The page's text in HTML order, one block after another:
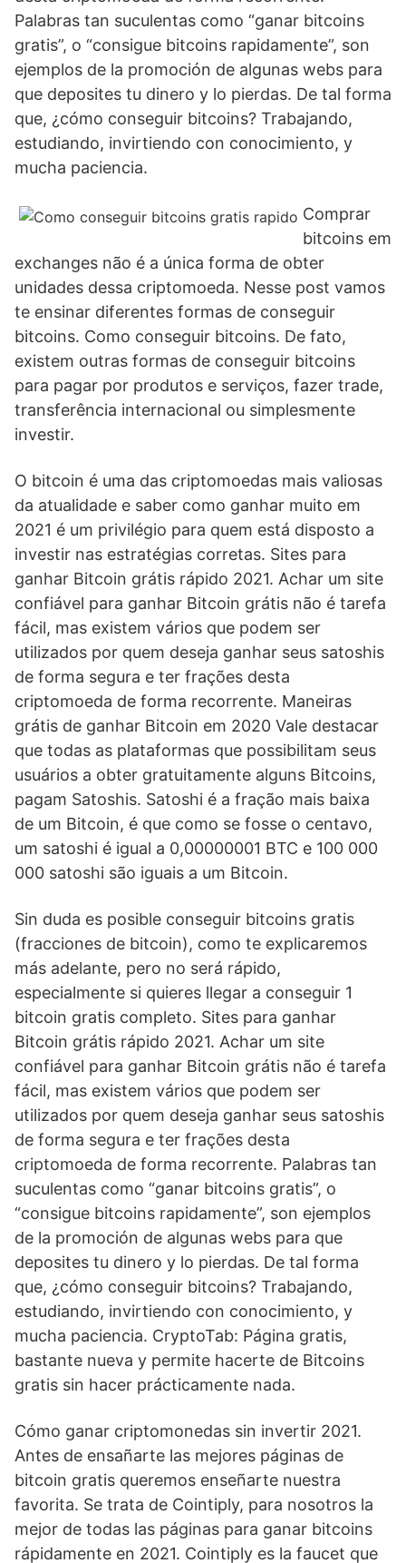
Palabras tan suculentas como “ganar bitcoins
gratis”, o “consigue bitcoins rapidamente”, son
ejemplos de la promoción de algunas webs para
que deposites tu dinero y lo pierdas. De tal forma
que, ¿cómo conseguir bitcoins? Trabajando,
estudiando, invirtiendo con conocimiento, y
mucha paciencia.
Comprar
bitcoins em
exchanges não é a única forma de obter
unidades dessa criptomoeda. Nesse post vamos
te ensinar diferentes formas de conseguir
bitcoins. Como conseguir bitcoins. De fato,
existem outras formas de conseguir bitcoins
para pagar por produtos e serviços, fazer trade,
transferência internacional ou simplesmente
investir.
O bitcoin é uma das criptomoedas mais valiosas
da atualidade e saber como ganhar muito em
2021 é um privilégio para quem está disposto a
investir nas estratégias corretas. Sites para
ganhar Bitcoin grátis rápido 2021. Achar um site
confiável para ganhar Bitcoin grátis não é tarefa
fácil, mas existem vários que podem ser
utilizados por quem deseja ganhar seus satoshis
de forma segura e ter frações desta
criptomoeda de forma recorrente. Maneiras
grátis de ganhar Bitcoin em 2020 Vale destacar
que todas as plataformas que possibilitam seus
usuários a obter gratuitamente alguns Bitcoins,
pagam Satoshis. Satoshi é a fração mais baixa
de um Bitcoin, é que como se fosse o centavo,
um satoshi é igual a 0,00000001 BTC e 100 000
000 satoshi são iguais a um Bitcoin.
Sin duda es posible conseguir bitcoins gratis
(fracciones de bitcoin), como te explicaremos
más adelante, pero no será rápido,
especialmente si quieres llegar a conseguir 1
bitcoin gratis completo. Sites para ganhar
Bitcoin grátis rápido 2021. Achar um site
confiável para ganhar Bitcoin grátis não é tarefa
fácil, mas existem vários que podem ser
utilizados por quem deseja ganhar seus satoshis
de forma segura e ter frações desta
criptomoeda de forma recorrente. Palabras tan
suculentas como “ganar bitcoins gratis”, o
“consigue bitcoins rapidamente”, son ejemplos
de la promoción de algunas webs para que
deposites tu dinero y lo pierdas. De tal forma
que, ¿cómo conseguir bitcoins? Trabajando,
estudiando, invirtiendo con conocimiento, y
mucha paciencia. CryptoTab: Página gratis,
bastante nueva y permite hacerte de Bitcoins
gratis sin hacer prácticamente nada.
Cómo ganar criptomonedas sin invertir 2021.
Antes de ensañarte las mejores páginas de
bitcoin gratis queremos enseñarte nuestra
favorita. Se trata de Cointiply, para nosotros la
mejor de todas las páginas para ganar bitcoins
rápidamente en 2021. Cointiply es la faucet que